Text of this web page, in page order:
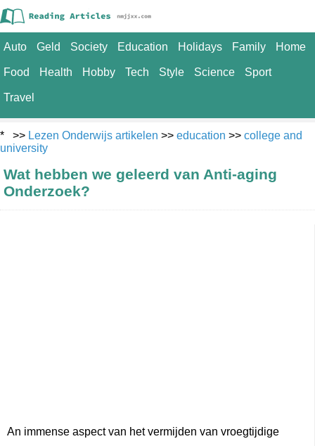
Auto Geld Society Education Holidays Family Home
Food Health Hobby Tech Style Science Sport
Travel
* >> Lezen Onderwijs artikelen >> education >> college and
university
Wat hebben we geleerd van Anti-aging
Onderzoek?
An immense aspect van het vermijden van vroegtijdige